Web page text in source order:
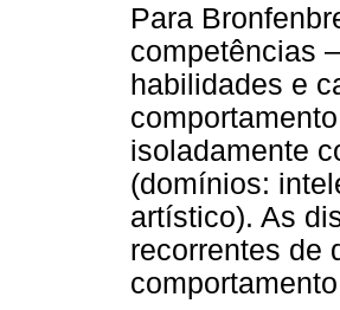
Para
competências
habilidades e
isoladamente
(domínios:
artístico). As
recorrentes de